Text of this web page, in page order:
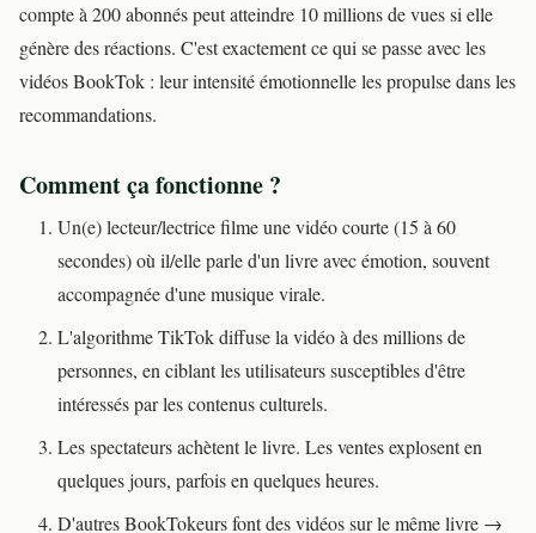
compte à 200 abonnés peut atteindre 10 millions de vues si elle
génère des réactions. C'est exactement ce qui se passe avec les
vidéos BookTok : leur intensité émotionnelle les propulse dans les
recommandations.
Comment ça fonctionne ?
Un(e) lecteur/lectrice filme une vidéo courte (15 à 60
secondes) où il/elle parle d'un livre avec émotion, souvent
accompagnée d'une musique virale.
L'algorithme TikTok diffuse la vidéo à des millions de
personnes, en ciblant les utilisateurs susceptibles d'être
intéressés par les contenus culturels.
Les spectateurs achètent le livre. Les ventes explosent en
quelques jours, parfois en quelques heures.
D'autres BookTokeurs font des vidéos sur le même livre →